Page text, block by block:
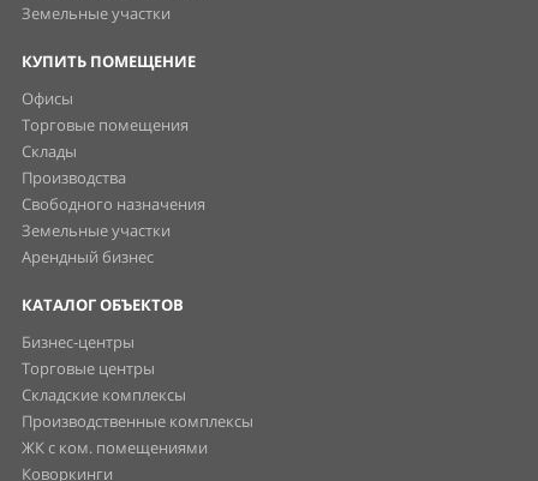
Земельные участки
КУПИТЬ ПОМЕЩЕНИЕ
Офисы
Торговые помещения
Склады
Производства
Свободного назначения
Земельные участки
Арендный бизнес
КАТАЛОГ ОБЪЕКТОВ
Бизнес-центры
Торговые центры
Складские комплексы
Производственные комплексы
ЖК с ком. помещениями
Коворкинги